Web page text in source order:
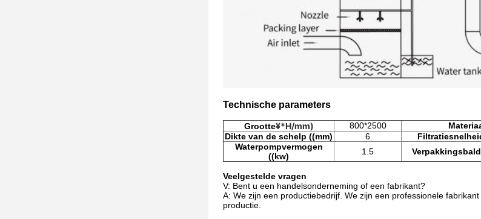
Technische parameters
Grootte¥*H/mm) 800*2500
Dikte van de schelp ((mm)
6
Waterpompvermogen
((kw)
1.5
Veelgestelde vragen
V: Bent u een handelsonderneming of een fabrikant?
A: We zijn een productiebedrijf. We zijn een professionele
productie.